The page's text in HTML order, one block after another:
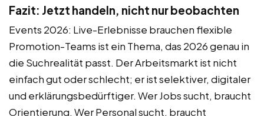
Fazit: Jetzt handeln, nicht nur beobachten
Events 2026: Live-Erlebnisse brauchen flexible
Promotion-Teams ist ein Thema, das 2026 genau in
die Suchrealität passt. Der Arbeitsmarkt ist nicht
einfach gut oder schlecht; er ist selektiver, digitaler
und erklärungsbedürftiger. Wer Jobs sucht, braucht
Orientierung. Wer Personal sucht, braucht